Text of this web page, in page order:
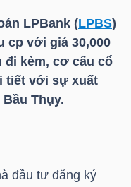
LPBank (LPBS)
cp với giá 30,000
đi kèm, cơ cấu cổ
tiết với sự xuất
Thụy.
đầu tư đăng ký